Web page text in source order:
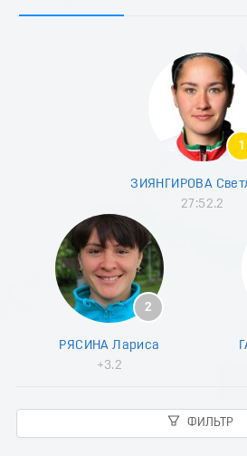
1
ЗИЯНГИРОВА
27:52.2
2
РЯСИНА Лариса
+3.2
ФИЛЬТР